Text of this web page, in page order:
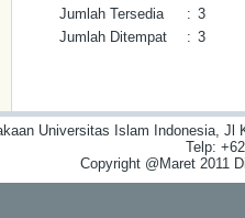
Jumlah Tersedia
: 3
Jumlah Ditempat
: 3
Universitas Islam Indonesia, Jl
Telp:
Copyright @Maret 2011